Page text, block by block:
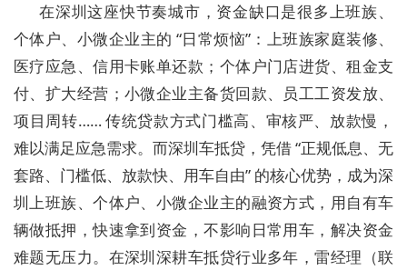
在深圳这座快节奏城市，资金缺口是很多上班族、
个体户、小微企业主的 “日常烦恼”：上班族家庭装修、
医疗应急、信用卡账单还款；个体户门店进货、租金支
付、扩大经营；小微企业主备货回款、员工工资发放、
项目周转…… 传统贷款方式门槛高、审核严、放款慢，
难以满足应急需求。而深圳车抵贷，凭借 “正规低息、无
套路、门槛低、放款快、用车自由” 的核心优势，成为深
圳上班族、个体户、小微企业主的融资方式，用自有车
辆做抵押，快速拿到资金，不影响日常用车，解决资金
难题无压力。在深圳深耕车抵贷行业多年，雷经理（联